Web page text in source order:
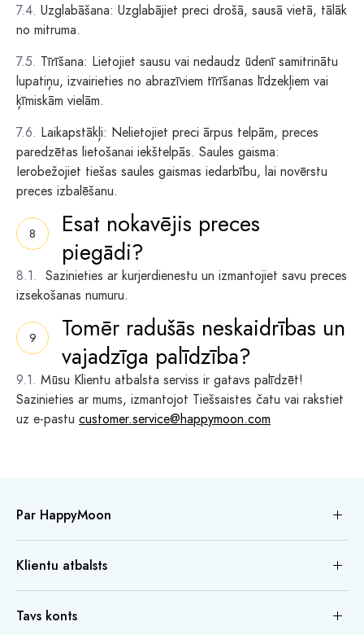
Uzglabāšana: Uzglabājiet preci drošā, sausā vietā, tālāk
no mitruma.
Tīrīšana: Lietojiet sausu vai nedaudz ūdenī samitrinātu
lupatiņu, izvairieties no abrazīviem tīrīšanas līdzekļiem vai
ķīmiskām vielām.
Laikapstākļi: Nelietojiet preci ārpus telpām, preces
paredzētas lietošanai iekštelpās. Saules gaisma:
Ierobežojiet tiešas saules gaismas iedarbību, lai novērstu
preces izbalēšanu.
Esat nokavējis preces
piegādi?
Sazinieties ar kurjerdienestu un izmantojiet savu preces
izsekošanas numuru.
Tomēr radušās neskaidrības un
vajadzīga palīdzība?
Mūsu Klientu atbalsta serviss ir gatavs palīdzēt!
Sazinieties ar mums, izmantojot Tiešsaistes čatu vai rakstiet
uz e-pastu customer.service@happymoon.com
Par HappyMoon
Klientu atbalsts
Tavs konts